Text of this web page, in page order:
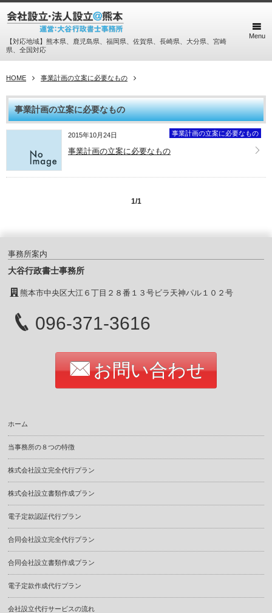
【対応地域】熊本県、鹿児島県、福岡県、佐賀県、長崎県、大分県、宮崎
県、全国対応
Menu
HOME 事業計画の立案に必要なもの
事業計画の立案に必要なもの
2015年10月24日 事業計画の立案に必要なもの
事業計画の立案に必要なもの
1/1
事務所案内
大谷行政書士事務所
熊本市中央区大江６丁目２８番１３号ビラ天神パル１０２号
096-371-3616
お問い合わせ
ホーム
当事務所の８つの特徴
株式会社設立完全代行プラン
株式会社設立書類作成プラン
電子定款認証代行プラン
合同会社設立完全代行プラン
合同会社設立書類作成プラン
電子定款作成代行プラン
会社設立代行サービスの流れ